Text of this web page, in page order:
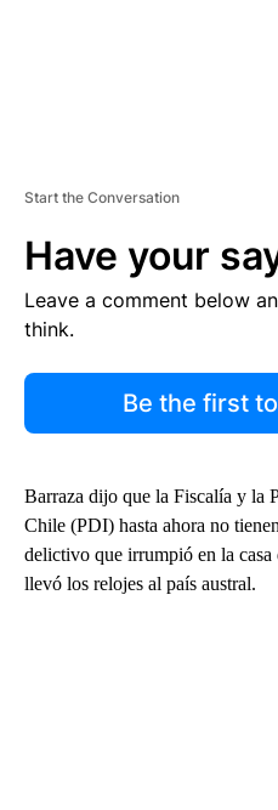
Start the Conversation
Have your
Leave a comment below
think.
Be the first
Barraza dijo que la Fiscalía y la
Chile (PDI) hasta ahora no
delictivo que irrumpió en la casa
llevó los relojes al país austral.